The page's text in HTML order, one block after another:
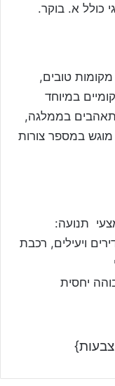
כולל א. בוקר.
טובים,
במיוחד
בממלגה,
מוגש במספר צורות
תנועה:
ויעילים, רכבת
יחסית